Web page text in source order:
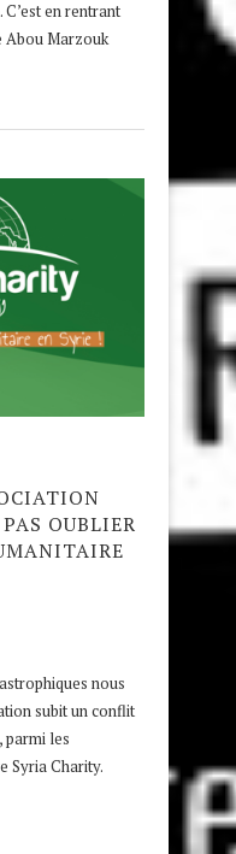
en rentrant
Abou Marzouk
OUBLIER
nous
subit un conflit
parmi les
Syria Charity.